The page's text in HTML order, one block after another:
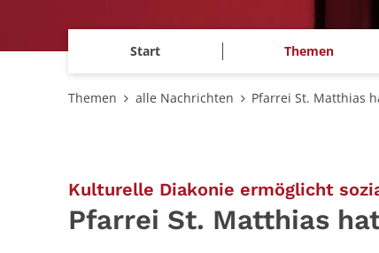
Start Themen
Themen alle Nachrichten Pfarrei St. Matthias
Kulturelle Diakonie ermöglicht
Pfarrei St. Matthias